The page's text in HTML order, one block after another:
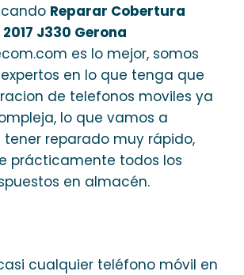
Reparar Cobertura
J330 Gerona
es lo mejor, somos
en lo que tenga que
de telefonos moviles ya
lo que vamos a
tener reparado muy rápido,
prácticamente todos los
en almacén.
cualquier teléfono móvil en